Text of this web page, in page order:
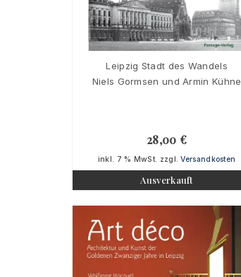
Leipzig Stadt des Wandels
Niels Gormsen und Armin Kühne
28,00 €
inkl. 7 % MwSt. zzgl.Versandkosten
Ausverkauft